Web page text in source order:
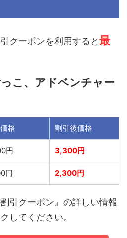
クーポンを利用すると最
こ、アドベンチャー
格 割引後価格
円 3,300円
円 2,300円
引クーポン』の詳しい情報
してください。